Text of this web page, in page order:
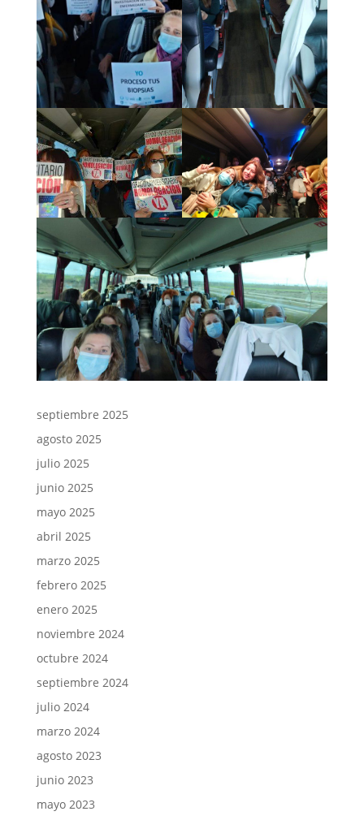
septiembre 2025
agosto 2025
julio 2025
junio 2025
mayo 2025
abril 2025
marzo 2025
febrero 2025
enero 2025
noviembre 2024
octubre 2024
septiembre 2024
julio 2024
marzo 2024
agosto 2023
junio 2023
mayo 2023